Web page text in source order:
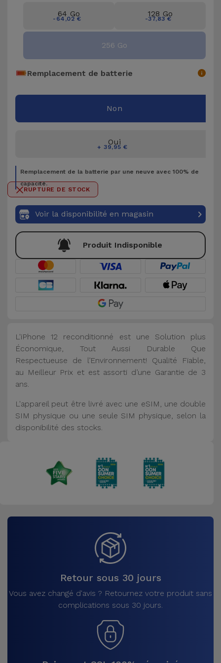
Mobilité,
Vélo
d'ordinateur
Accessoires
Kids
Voir
tout
64 Go
-64,02 €
128 Go
-37,83 €
256 Go
Remplacement de batterie
Non
Oui
+ 39,95 €
Remplacement de la batterie par une neuve avec 100% de
capacité.
RUPTURE DE STOCK
Voir la disponibilité en magasin
Produit Indisponible
L'iPhone 12 reconditionné est une Solution plus
Économique, Tout Aussi Durable Que
Respectueuse de l’Environnement! Qualité Fiable,
au Meilleur Prix et est assorti d’une Garantie de 3
ans.
L'appareil peut être livré avec une eSIM, une double
SIM physique ou une seule SIM physique, selon la
disponibilité des stocks.
Retour sous 30 jours
Vous avez changé d'avis ? Retournez votre produit sans
complications sous 30 jours.